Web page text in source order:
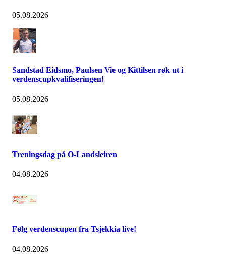
05.08.2026
Sandstad Eidsmo, Paulsen Vie og Kittilsen røk ut i
verdenscupkvalifiseringen!
05.08.2026
Treningsdag på O-Landsleiren
04.08.2026
Følg verdenscupen fra Tsjekkia live!
04.08.2026